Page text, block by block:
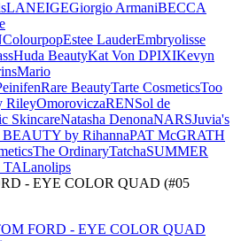
LANEIGEGiorgio ArmaniBECCA
ColourpopEstee LauderEmbryolisse
Huda BeautyKat Von DPIXIKevyn
Mario
Rare BeautyTarte CosmeticsToo
RileyOmoroviczaRENSol de
SkincareNatasha DenonaNARSJuvia's
by RihannaPAT McGRATH
The OrdinaryTatchaSUMMER
TALanolips
- EYE COLOR QUAD (#05